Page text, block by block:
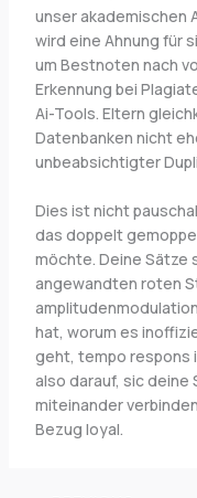
unser akademischen
wird eine Ahnung für
um Bestnoten nach
Erkennung bei
Ai-Tools. Eltern
Datenbanken nicht
unbeabsichtigter
Dies ist nicht
das doppelt
möchte. Deine Sätze
angewandten roten
hat, worum es
geht, tempo respons
also darauf, sic deine
miteinander
Bezug loyal.